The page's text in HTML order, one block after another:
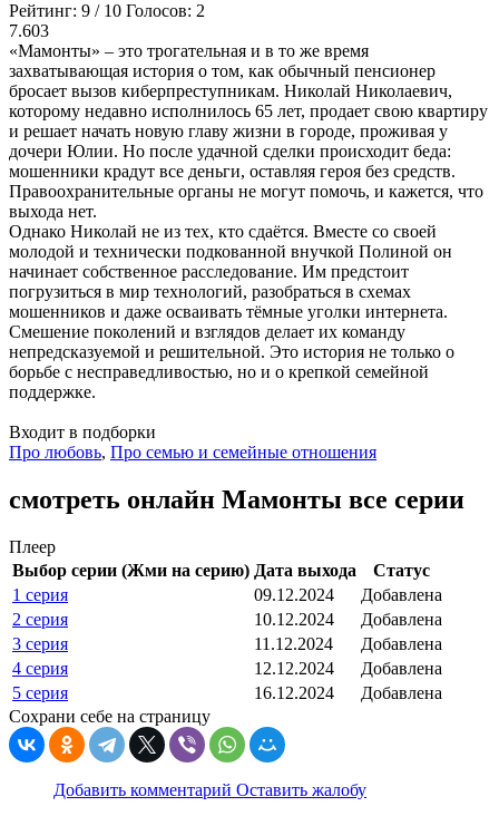
Рейтинг: 9 / 10 Голосов: 2
7.603
«Мамонты» – это трогательная и в то же время
захватывающая история о том, как обычный пенсионер
бросает вызов киберпреступникам. Николай Николаевич,
которому недавно исполнилось 65 лет, продает свою квартиру
и решает начать новую главу жизни в городе, проживая у
дочери Юлии. Но после удачной сделки происходит беда:
мошенники крадут все деньги, оставляя героя без средств.
Правоохранительные органы не могут помочь, и кажется, что
выхода нет.
Однако Николай не из тех, кто сдаётся. Вместе со своей
молодой и технически подкованной внучкой Полиной он
начинает собственное расследование. Им предстоит
погрузиться в мир технологий, разобраться в схемах
мошенников и даже осваивать тёмные уголки интернета.
Смешение поколений и взглядов делает их команду
непредсказуемой и решительной. Это история не только о
борьбе с несправедливостью, но и о крепкой семейной
поддержке.
Входит в подборки
Про любовь, Про семью и семейные отношения
смотреть онлайн Мамонты все серии
Плеер
Выбор серии (Жми на серию) Дата выхода
Статус
1 серия
09.12.2024
Добавлена
2 серия
10.12.2024
Добавлена
3 серия
11.12.2024
Добавлена
4 серия
12.12.2024
Добавлена
5 серия
16.12.2024
Добавлена
Сохрани себе на страницу
Добавить комментарий Оставить жалобу